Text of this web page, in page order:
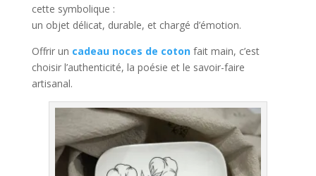
cette symbolique :
un objet délicat, durable, et chargé d’émotion.
Offrir un cadeau noces de cotonfait main, c’est
choisir l’authenticité, la poésie et le savoir-faire
artisanal.